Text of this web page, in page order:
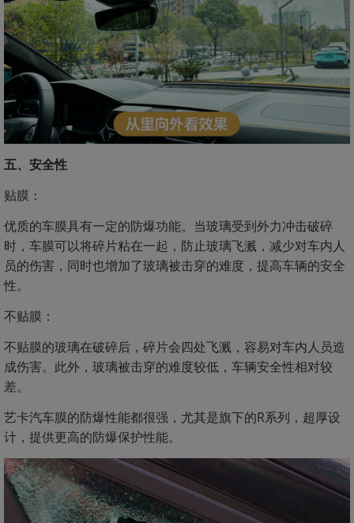
五、安全性
贴膜：
优质的车膜具有一定的防爆功能。当玻璃受到外力冲击破碎
时，车膜可以将碎片粘在一起，防止玻璃飞溅，减少对车内人
员的伤害，同时也增加了玻璃被击穿的难度，提高车辆的安全
性。
不贴膜：
不贴膜的玻璃在破碎后，碎片会四处飞溅，容易对车内人员造
成伤害。此外，玻璃被击穿的难度较低，车辆安全性相对较
差。
艺卡汽车膜的防爆性能都很强，尤其是旗下的R系列，超厚设
计，提供更高的防爆保护性能。